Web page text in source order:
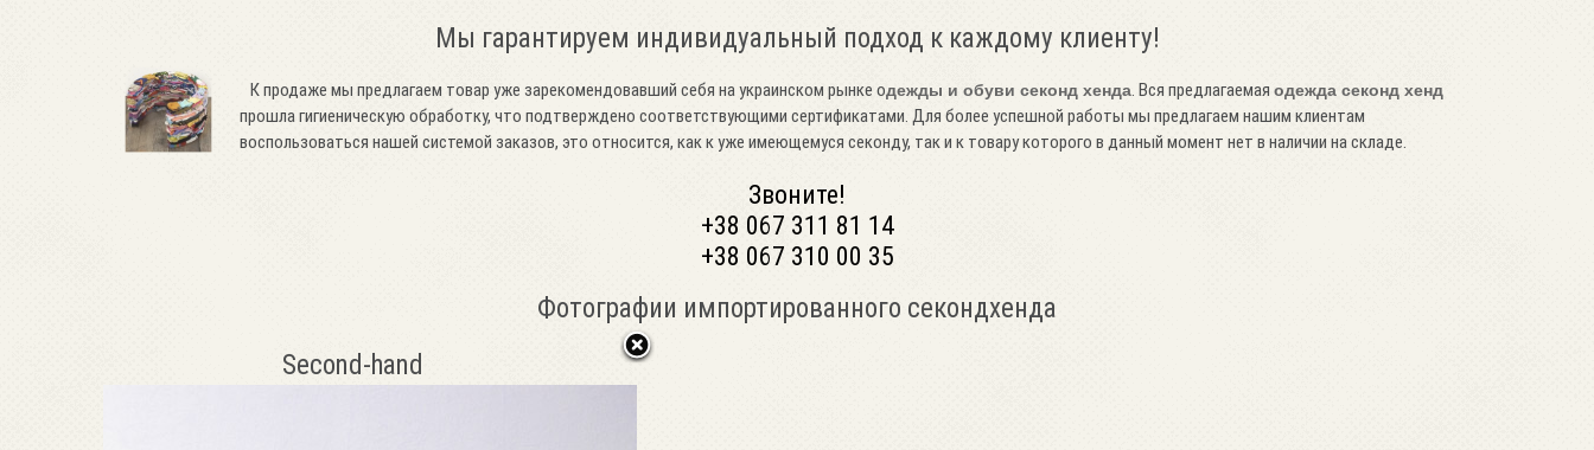
Мы гарантируем индивидуальный подход к каждому клиенту!
К продаже мы предлагаем товар уже зарекомендовавший себя на украинском рынке одежды и обуви секонд хенда . Вся предлагаемая одежда секонд хенд
прошла гигиеническую обработку, что подтверждено соответствующими сертификатами. Для более успешной работы мы предлагаем нашим клиентам
воспользоваться нашей системой заказов, это относится, как к уже имеющемуся секонду, так и к товару которого в данный момент нет в наличии на складе.
Звоните!
+38 067 311 81 14
+38 067 310 00 35
Фотографии импортированного секондхенда
Second-hand